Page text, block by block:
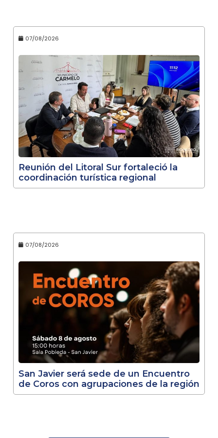
07/08/2026
Reunión del Litoral Sur fortaleció la
coordinación turística regional
07/08/2026
San Javier será sede de un Encuentro
de Coros con agrupaciones de la región